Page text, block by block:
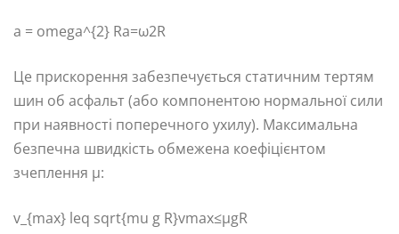
a = omega^{2} Ra=ω2R
Це прискорення забезпечується статичним тертям
шин об асфальт (або компонентою нормальної сили
при наявності поперечного ухилу). Максимальна
безпечна швидкість обмежена коефіцієнтом
зчеплення μ:
v_{max} leq sqrt{mu g R}vmax​≤μgR​